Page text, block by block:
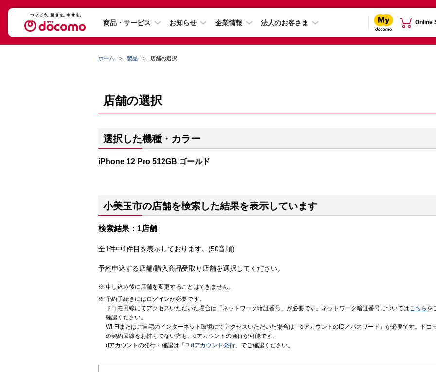
商品・サービス お知らせ 企業情報 法人のお客さま Online
ホーム 製品 店舗の選択
店舗の選択
選択した機種・カラー
iPhone 12 Pro 512GB ゴールド
小美玉市の店舗を検索した結果を表示しています
検索結果：1店舗
全1件中1件目を表示しております。(50音順)
予約申込する店舗/購入商品受取り店舗を選択してください。
申し込み後に店舗を変更することはできません。
予約手続きにはログインが必要です。
ドコモ回線にてアクセスいただいた場合は「ネットワーク暗証番号」が必要です。ネットワーク暗証番号についてはこちら を
確認ください。
Wi-Fiまたはご自宅のインターネット環境にてアクセスいただいた場合は「dアカウントのID／パスワード」が必要です。ドコ
の契約回線をお持ちでない方も、dアカウントの発行が可能です。
dアカウントの発行・確認は「
dアカウント発行 」でご確認ください。